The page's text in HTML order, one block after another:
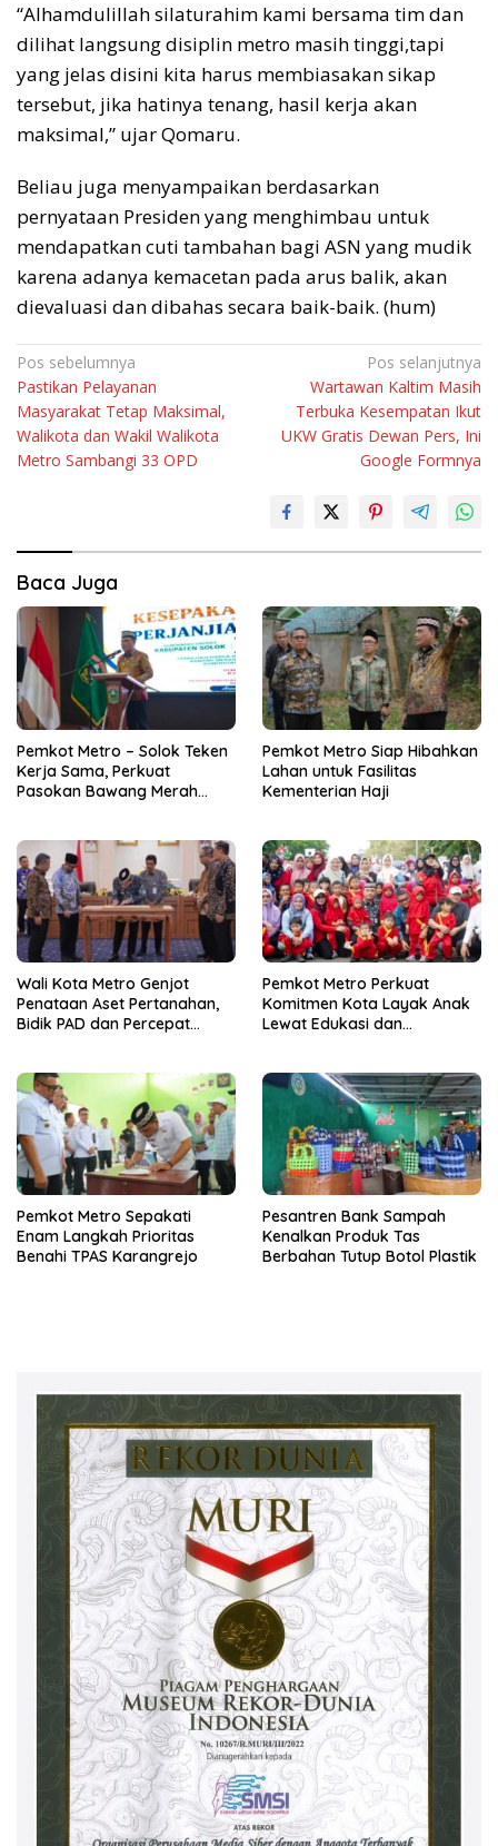
“Alhamdulillah silaturahim kami bersama tim dan
dilihat langsung disiplin metro masih tinggi,tapi
yang jelas disini kita harus membiasakan sikap
tersebut, jika hatinya tenang, hasil kerja akan
maksimal,” ujar Qomaru.
Beliau juga menyampaikan berdasarkan
pernyataan Presiden yang menghimbau untuk
mendapatkan cuti tambahan bagi ASN yang mudik
karena adanya kemacetan pada arus balik, akan
dievaluasi dan dibahas secara baik-baik. (hum)
Navigasi
pos
Pos sebelumnya
Pastikan Pelayanan
Masyarakat Tetap Maksimal,
Walikota dan Wakil Walikota
Metro Sambangi 33 OPD
Pos selanjutnya
Wartawan Kaltim Masih
Terbuka Kesempatan Ikut
UKW Gratis Dewan Pers, Ini
Google Formnya
Baca Juga
Pemkot Metro – Solok Teken
Kerja Sama, Perkuat
Pasokan Bawang Merah
Pemkot Metro Siap Hibahkan
Lahan untuk Fasilitas
Kementerian Haji
Wali Kota Metro Genjot
Penataan Aset Pertanahan,
Bidik PAD dan Percepat
Pemkot Metro Perkuat
Komitmen Kota Layak Anak
Lewat Edukasi dan
Pemkot Metro Sepakati
Enam Langkah Prioritas
Benahi TPAS Karangrejo
Pesantren Bank Sampah
Kenalkan Produk Tas
Berbahan Tutup Botol Plastik